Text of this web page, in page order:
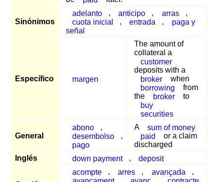
Sinónimos
adelanto , anticipo , arras
,
cuota inicial
, entrada ,
paga y
señal
Específico margen
The amount of
collateral a
customer
deposits with a
broker
when
borrowing
from
the
broker
to
buy
securities
General
abono
,
desembolso
,
pago
A
sum of money
paid
or a claim
discharged
Inglés
down payment , deposit
acompte , arres , avançada
,